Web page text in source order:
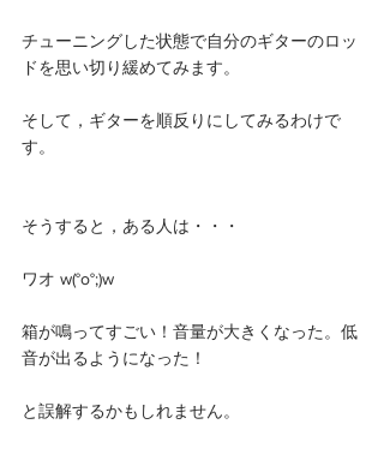
チューニングした状態で自分のギターのロッ
ドを思い切り緩めてみます。
そして，ギターを順反りにしてみるわけで
す。
そうすると，ある人は・・・
ワオ w(°o°;)w
箱が鳴ってすごい！音量が大きくなった。低
音が出るようになった！
と誤解するかもしれません。